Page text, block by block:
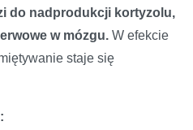
do nadprodukcji kortyzolu,
w mózgu. W efekcie
staje się